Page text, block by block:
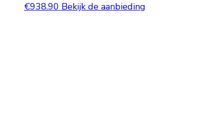
€938.90 Bekijk de aanbieding